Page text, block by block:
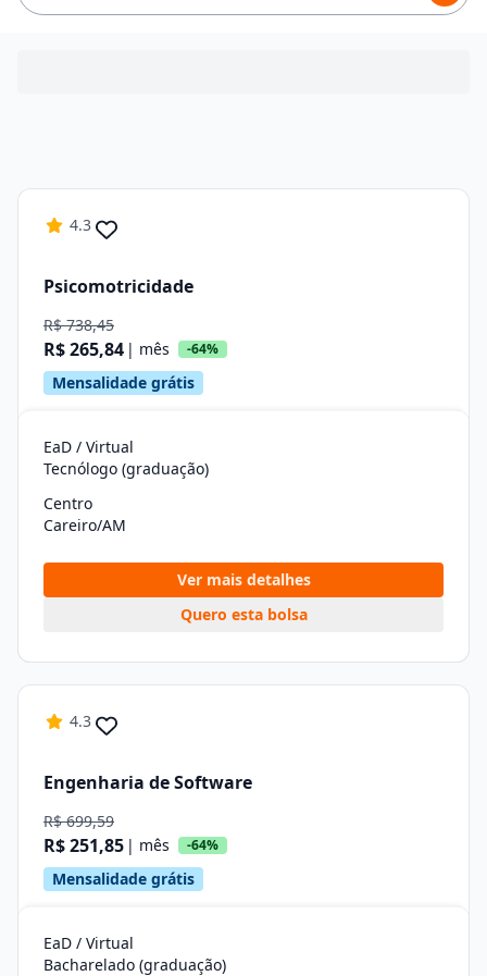
4.3
Psicomotricidade
R$ 738,45
R$ 265,84 | mês -64%
Mensalidade grátis
EaD / Virtual
Tecnólogo (graduação)
Centro
Careiro/AM
Ver mais detalhes
Quero esta bolsa
4.3
Engenharia de Software
R$ 699,59
R$ 251,85 | mês -64%
Mensalidade grátis
EaD / Virtual
Bacharelado (graduação)